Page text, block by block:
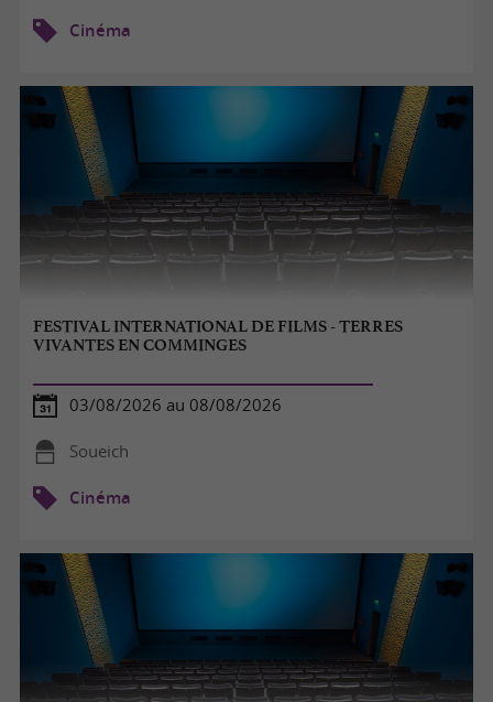
Cinéma
FESTIVAL INTERNATIONAL DE FILMS - TERRES
VIVANTES EN COMMINGES
03/08/2026 au 08/08/2026
Soueich
Cinéma